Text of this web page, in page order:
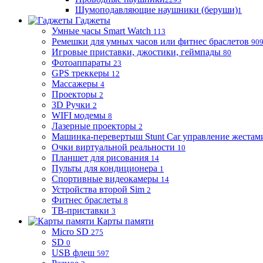
Шумоподавляющие наушники (беруши)1
Гаджеты
Умные часы Smart Watch 113
Ремешки для умных часов или фитнес браслетов 909
Игровые приставки, джостики, геймпады 80
Фотоаппараты 23
GPS треккеры 12
Массажеры 4
Проекторы 2
3D Ручки 2
WIFI модемы 8
Лазерные проекторы 2
Машинка-перевертыш Stunt Car управление
Очки виртуальной реальности 10
Планшет для рисования 14
Пульты для кондиционера 1
Спортивные видеокамеры 14
Устройства второй Sim 2
Фитнес браслеты 8
ТВ-приставки 3
Карты памяти
Micro SD 275
SD 0
USB флеш 597